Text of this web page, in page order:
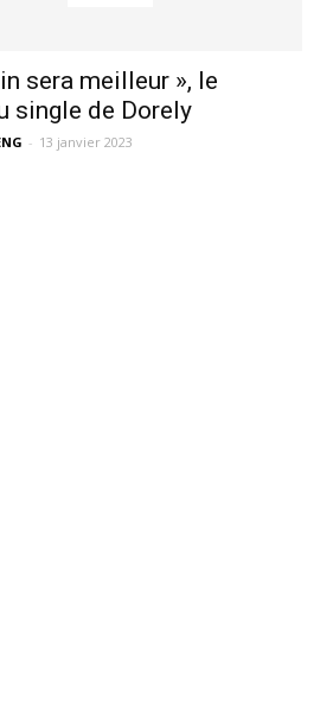
sera meilleur », le
single de Dorely
- 13 janvier 2023